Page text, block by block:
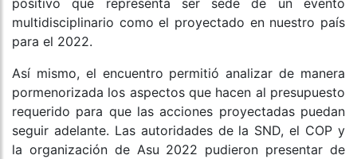
positivo que representa ser sede de un evento
multidisciplinario como el proyectado en nuestro país
para el 2022.
Así mismo, el encuentro permitió analizar de manera
pormenorizada los aspectos que hacen al presupuesto
requerido para que las acciones proyectadas puedan
seguir adelante. Las autoridades de la SND, el COP y
la organización de Asu 2022 pudieron presentar de